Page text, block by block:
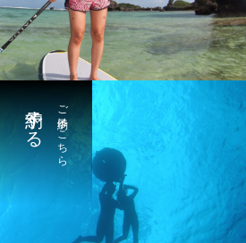
ご予約はこちら
予約する